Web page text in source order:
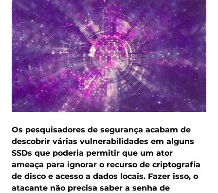
Os pesquisadores de segurança acabam de
descobrir várias vulnerabilidades em alguns
SSDs que poderia permitir que um ator
ameaça para ignorar o recurso de criptografia
de disco e acesso a dados locais. Fazer isso, o
atacante não precisa saber a senha de